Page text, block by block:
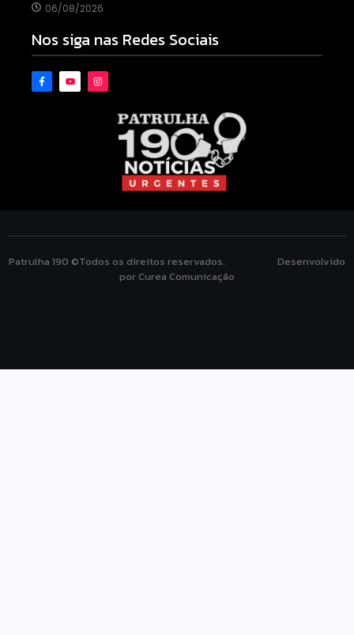
06/08/2026
Nos siga nas Redes Sociais
Patrulha 190 ©Todos os direitos reservados. Desenvolvido
por Curea Comunicação